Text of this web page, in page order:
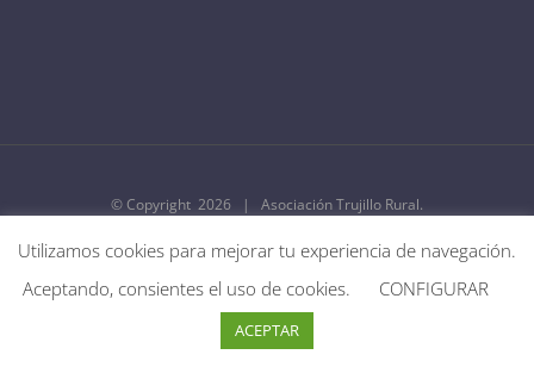
© Copyright 2026 | Asociación Trujillo Rural.
Facebook Twitter
Utilizamos cookies para mejorar tu experiencia de navegación.
Aceptando, consientes el uso de cookies.
CONFIGURAR
ACEPTAR